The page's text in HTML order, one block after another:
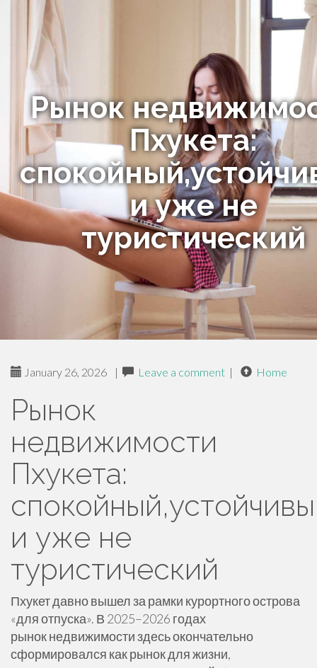
Рынок
Пхукета:
и уже не
туристический
January 26, 2026 | Leave a comment | Home
Рынок
недвижимости
Пхукета:
и уже не
туристический
Пхукет давно вышел за рамки курортного острова
«для отпуска». В 2025–2026 годах
рынок недвижимости здесь окончательно
сформировался как рынок для жизни,